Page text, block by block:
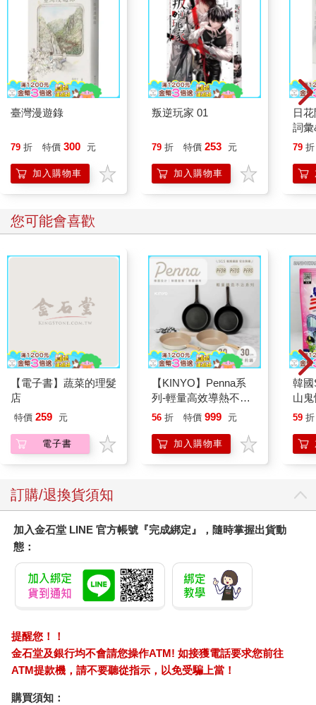
臺灣漫遊錄
79 折 特價 300 元
加入購物車
叛逆玩家 01
79 折 特價 253 元
加入購物車
日
詞
79 折
您可能會喜歡
【電子書】蔬菜的理髮
店
特價 259 元
電子書
【KINYO】Penna系
列-輕量高效導熱不沾
平煎鍋30cm
56 折 特價 999 元
加入購物車
韓
山
450
59 折
訂購/退換貨須知
加入金石堂 LINE 官方帳號『完成綁定』，隨時掌握出貨動
態：
提醒您！！
金石堂及銀行均不會請您操作ATM! 如接獲電話要求您前往
ATM提款機，請不要聽從指示，以免受騙上當！
購買須知：